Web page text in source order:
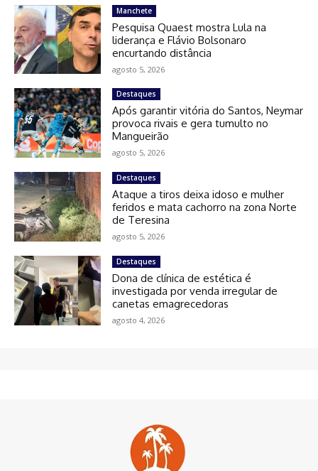
Manchete
Pesquisa Quaest mostra Lula na
liderança e Flávio Bolsonaro
encurtando distância
agosto 5, 2026
Destaques
Após garantir vitória do Santos, Neymar
provoca rivais e gera tumulto no
Mangueirão
agosto 5, 2026
Destaques
Ataque a tiros deixa idoso e mulher
feridos e mata cachorro na zona Norte
de Teresina
agosto 5, 2026
Destaques
Dona de clínica de estética é
investigada por venda irregular de
canetas emagrecedoras
agosto 4, 2026